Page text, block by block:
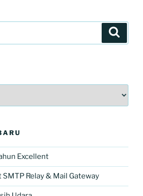
Excellent
SMTP Relay & Mail Gateway